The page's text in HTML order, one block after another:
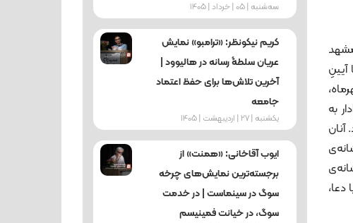
به
آنان
دعا،
ﺳﻪشنبه | 05 | خرداد | 1405
کریم نیکونظر: «ترامبو» نمایش
عریان سلطۀ رسانه در هالیوود |
آخرین تلاش‌ها برای حفظ اعتماد
جامعه
یکشنبه | 27 | اردیبهشت | 1405
ایوب آقاخانی: «همنت» از
برجسته‌ترین نمایش‌های چرخه
سوگ در سینماست | در خدمت
سوگ، در خیانت فمینیسم